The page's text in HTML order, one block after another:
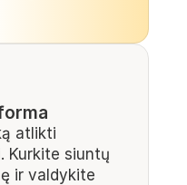
atlikti
Kurkite siuntų
ir valdykite